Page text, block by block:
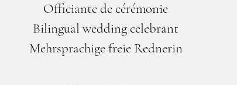
Officiante de cérémonie
Bilingual wedding celebrant
Mehrsprachige freie Rednerin